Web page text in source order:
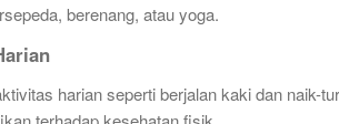
berenang, atau yoga.
harian seperti berjalan kaki dan naik-